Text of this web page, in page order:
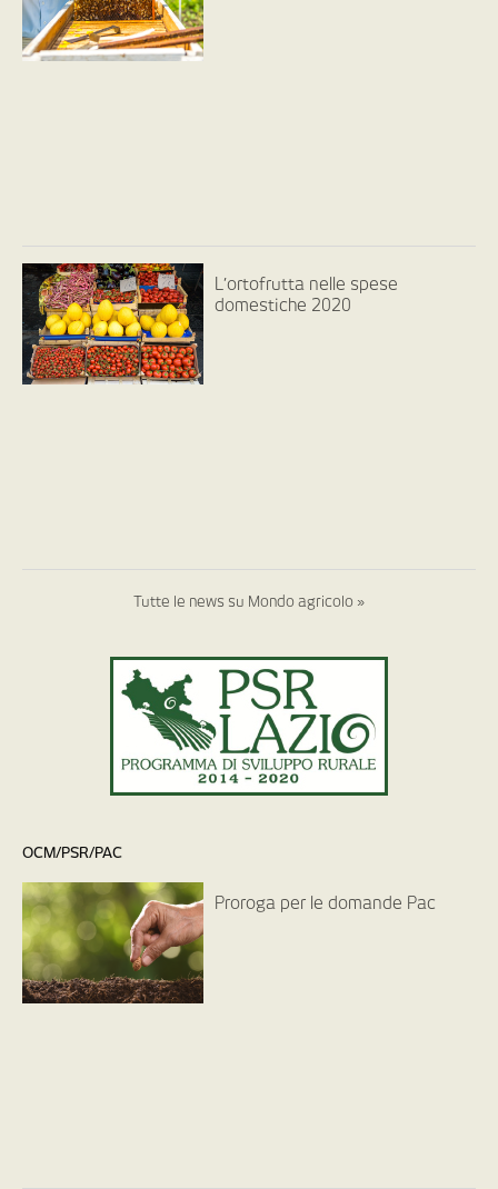
L’ortofrutta nelle spese
domestiche 2020
Tutte le news su Mondo agricolo »
OCM/PSR/PAC
Proroga per le domande Pac